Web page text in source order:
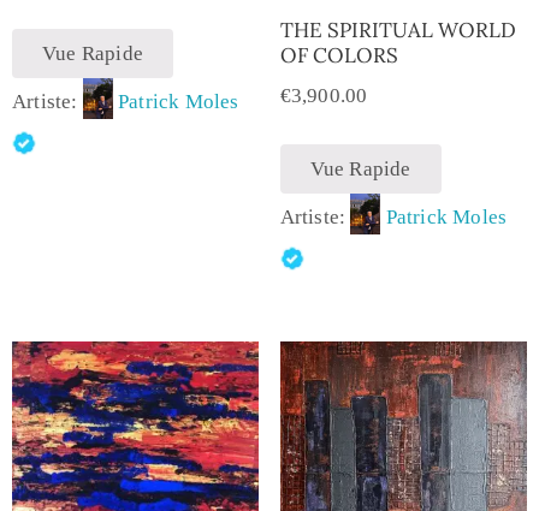
Vue Rapide
Artiste: Patrick Moles
THE SPIRITUAL WORLD
OF COLORS
€3,900.00
Vue Rapide
Artiste: Patrick Moles